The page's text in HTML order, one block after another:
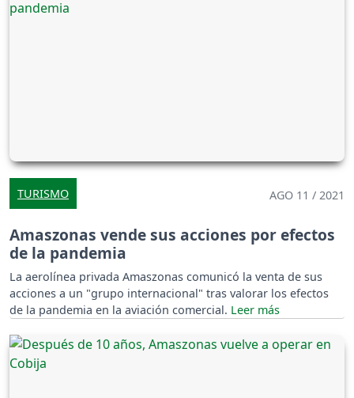
TURISMO AGO 11 / 2021
Amaszonas vende sus acciones por efectos
de la pandemia
La aerolínea privada Amaszonas comunicó la venta de sus
acciones a un "grupo internacional" tras valorar los efectos
de la pandemia en la aviación comercial.